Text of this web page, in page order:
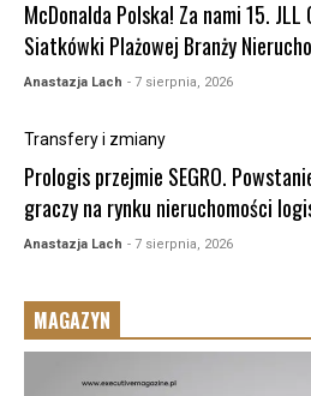
McDonalda Polska! Za nami 15.
Siatkówki Plażowej Branży
Anastazja Lach - 7 sierpnia, 2026
Transfery i zmiany
Prologis przejmie SEGRO.
graczy na rynku nieruchomości
Anastazja Lach - 7 sierpnia, 2026
MAGAZYN